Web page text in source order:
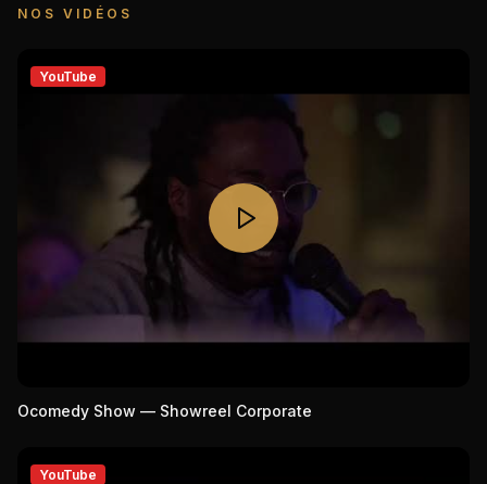
NOS VIDÉOS
YouTube
Ocomedy Show — Showreel Corporate
YouTube